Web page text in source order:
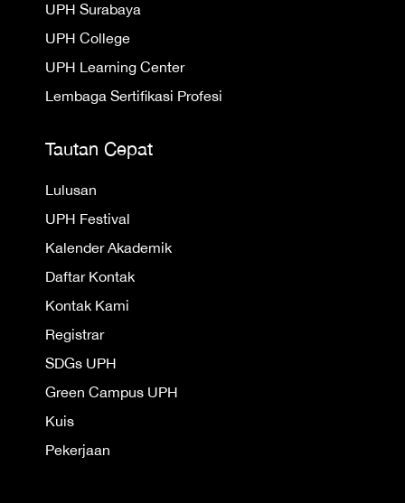
UPH Surabaya
UPH College
UPH Learning Center
Lembaga Sertifikasi Profesi
Tautan Cepat
Lulusan
UPH Festival
Kalender Akademik
Daftar Kontak
Kontak Kami
Registrar
SDGs UPH
Green Campus UPH
Kuis
Pekerjaan